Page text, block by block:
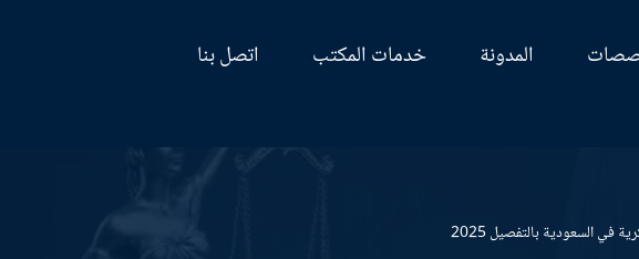
المدونة خدمات المكتب
اتصل بنا
في السعودية بالتفصيل 2025